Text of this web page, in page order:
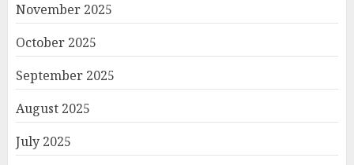
November 2025
October 2025
September 2025
August 2025
July 2025